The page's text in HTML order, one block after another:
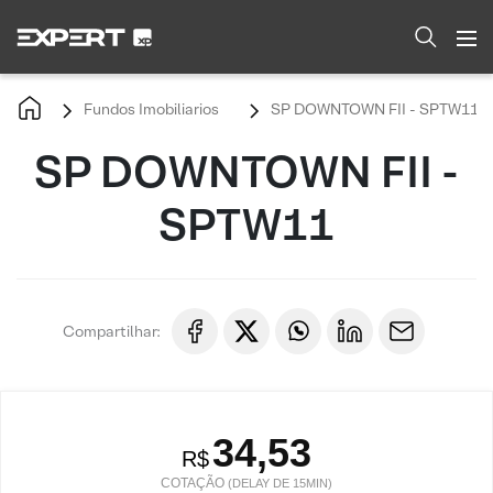
Fundos Imobiliarios SP DOWNTOWN FII - SPTW11
SP DOWNTOWN FII -
SPTW11
Compartilhar:
R$34,53
COTAÇÃO (DELAY DE 15MIN)